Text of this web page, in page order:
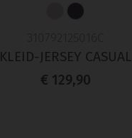
KLEID-JERSEY CASUAL
€ 129,90